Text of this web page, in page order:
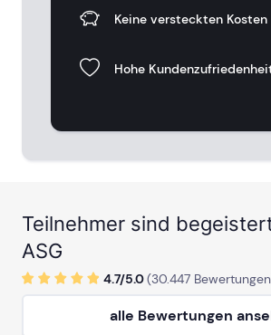
Keine versteckten Kosten
Hohe
Teilnehmer sind
ASG
4.7/5.0(30.447
alle Bewertungen